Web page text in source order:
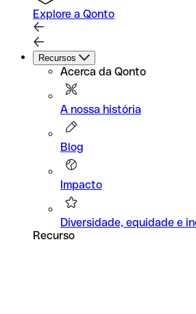
Explore a Qonto
Recursos
Acerca da Qonto
A nossa história
Blog
Impacto
Diversidade, equidade e
Recurso